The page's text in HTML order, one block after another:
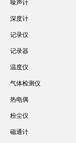
噪声计
深度计
记录仪
记录器
温度仪
气体检测仪
热电偶
粉尘仪
磁通计